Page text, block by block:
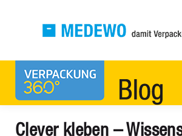
Clever kleben –